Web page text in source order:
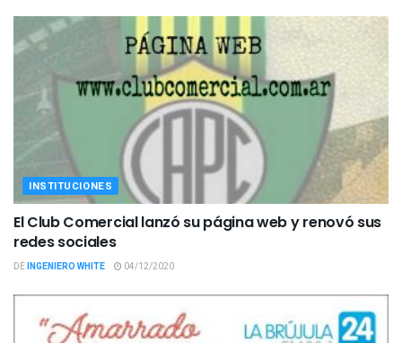
INSTITUCIONES
El Club Comercial lanzó su página web y renovó sus
redes sociales
DEINGENIERO WHITE 04/12/2020